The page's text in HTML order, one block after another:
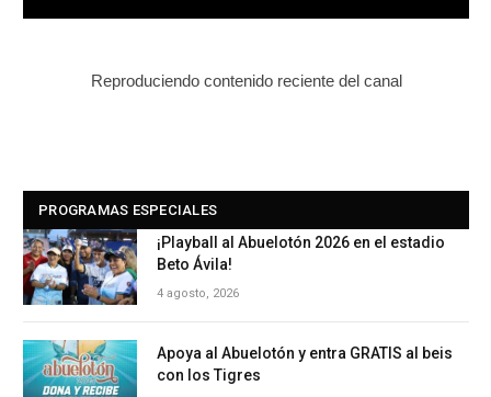
Reproduciendo contenido reciente del canal
PROGRAMAS ESPECIALES
¡Playball al Abuelotón 2026 en el estadio
Beto Ávila!
4 agosto, 2026
Apoya al Abuelotón y entra GRATIS al beis
con los Tigres